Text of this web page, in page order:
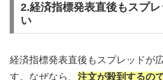
2.経済指標発表直後もスプ
い
経済指標発表直後もスプレッドが
す。なぜなら、 注文が殺到するの